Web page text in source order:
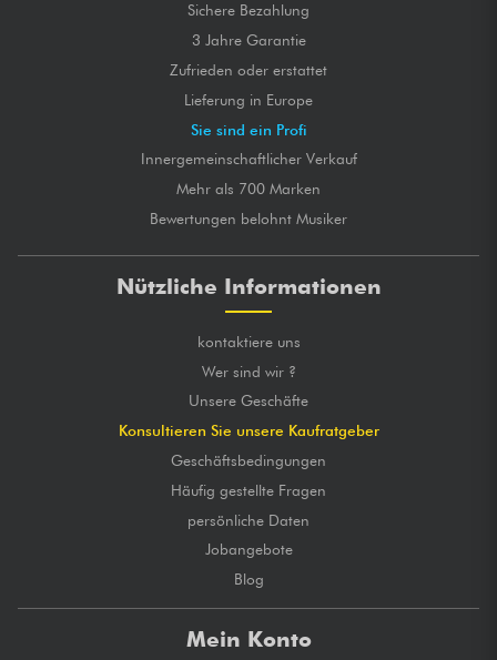
Sichere Bezahlung
3 Jahre Garantie
Zufrieden oder erstattet
Lieferung in Europe
Sie sind ein Profi
Innergemeinschaftlicher Verkauf
Mehr als 700 Marken
Bewertungen belohnt Musiker
Nützliche Informationen
kontaktiere uns
Wer sind wir ?
Unsere Geschäfte
Konsultieren Sie unsere Kaufratgeber
Geschäftsbedingungen
Häufig gestellte Fragen
persönliche Daten
Jobangebote
Blog
Mein Konto